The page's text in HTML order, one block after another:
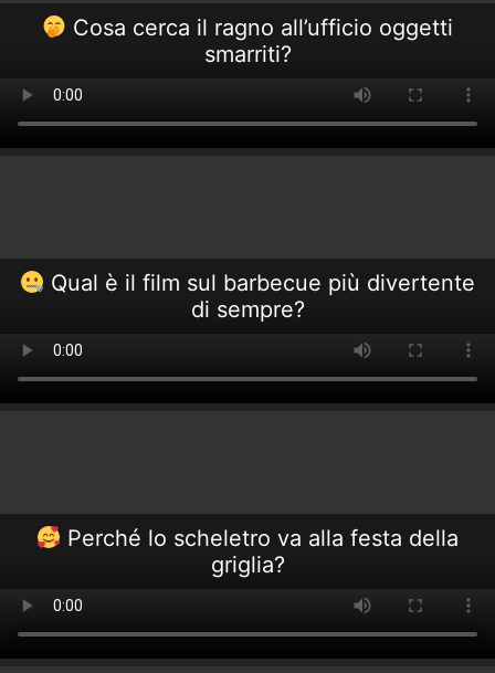
Cosa cerca il ragno all’ufficio oggetti
smarriti?
Qual è il film sul barbecue più divertente
di sempre?
Perché lo scheletro va alla festa della
griglia?